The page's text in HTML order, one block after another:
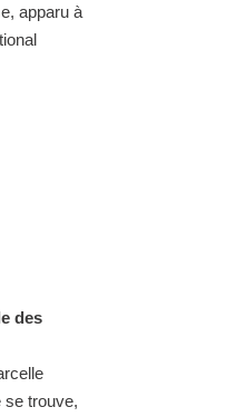
apparu à
des
se trouve,